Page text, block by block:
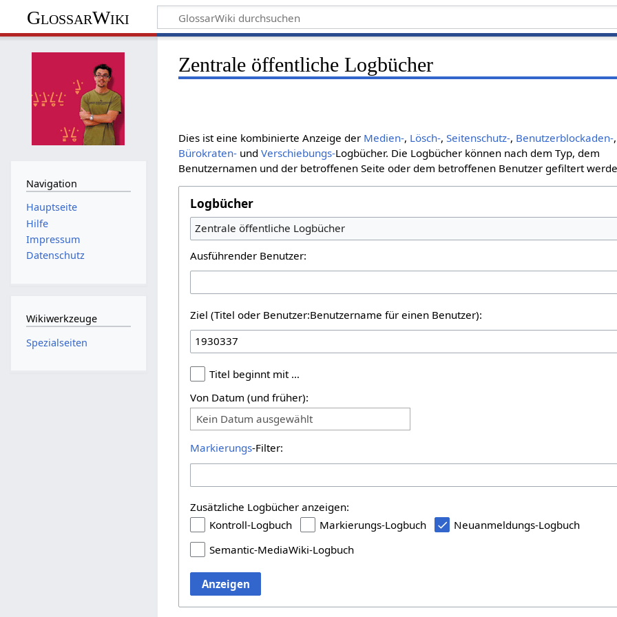
GlossarWiki
Zentrale öffentliche Logbücher
Dies ist eine kombinierte Anzeige der Medien-, Lösch-,Seitenschutz-, Benutzerblockaden-,
Bürokraten- undVerschiebungs-Logbücher. Die Logbücher können nach dem Typ, dem
Benutzernamen und der betroffenen Seite oder dem betroffenen Benutzer gefiltert
Logbücher
Zentrale öffentliche Logbücher
Ausführender Benutzer:
Ziel (Titel oder Benutzer:Benutzername für einen Benutzer):
Titel beginnt mit …
Von Datum (und früher):
Kein Datum ausgewählt
Markierungs-Filter:
Zusätzliche Logbücher anzeigen:
Kontroll-Logbuch
Markierungs-Logbuch
Neuanmeldungs-Logbuch
Semantic-MediaWiki-Logbuch
Anzeigen
Navigation
Hauptseite
Hilfe
Impressum
Datenschutz
Wikiwerkzeuge
Spezialseiten